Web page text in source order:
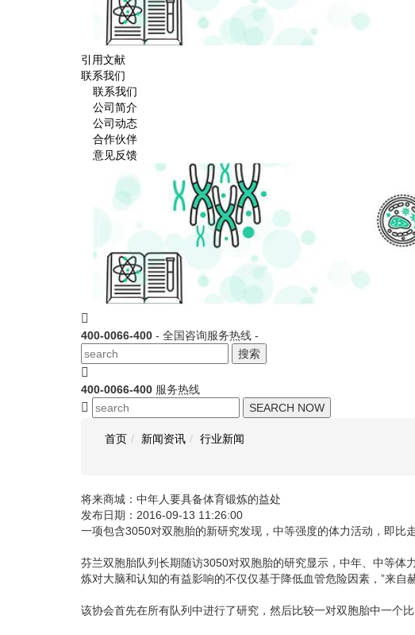
引用文献
联系我们
联系我们
公司简介
公司动态
合作伙伴
意见反馈
400-0066-400 - 全国咨询服务热线 -
搜索
400-0066-400 服务热线
SEARCH NOW
首页 新闻资讯 行业新闻
将来商城：中年人要具备体育锻炼的益处
发布日期：2016-09-13 11:26:00
一项包含3050对双胞胎的新研究发现，中等强度的体力活动，即比
芬兰双胞胎队列长期随访3050对双胞胎的研究显示，中年、中等体
炼对大脑和认知的有益影响的不仅仅基于降低血管危险因素，”来自
该协会首先在所有队列中进行了研究，然后比较一对双胞胎中一个